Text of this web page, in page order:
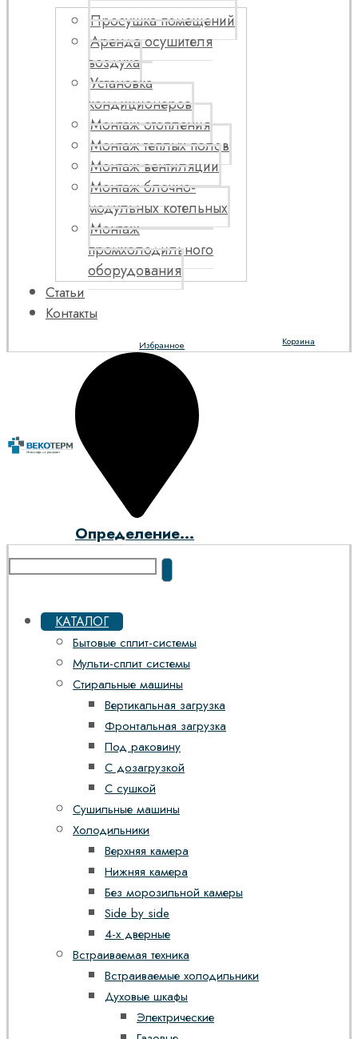
Просушка помещений
Аренда осушителя
воздуха
Установка
кондиционеров
Монтаж отопления
Монтаж теплых полов
Монтаж вентиляции
Монтаж блочно-
модульных котельных
Монтаж
промхолодильного
оборудования
Статьи
Контакты
Корзина
Избранное
Определение...
КАТАЛОГ
Бытовые сплит-системы
Мульти-сплит системы
Стиральные машины
Вертикальная загрузка
Фронтальная загрузка
Под раковину
С дозагрузкой
С сушкой
Сушильные машины
Холодильники
Верхняя камера
Нижняя камера
Без морозильной камеры
Side by side
4-х дверные
Встраиваемая техника
Встраиваемые холодильники
Духовые шкафы
Электрические